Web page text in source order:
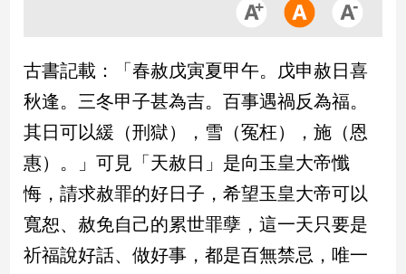
政
治
政
治
焦
品
觀
點
民
古書記載：「春赦戊寅夏甲午。戊申赦日喜
秋逢。三冬甲子甚為吉。百事遇禍反為福。
其日可以緩（刑獄），雪（冤枉），施（恩
惠）。」可見「天赦日」是向玉皇大帝懺
悔，請求赦罪的好日子，希望玉皇大帝可以
寬恕、赦免自己的累世罪孽，這一天只要是
祈福說好話、做好事，都是百無禁忌，唯一